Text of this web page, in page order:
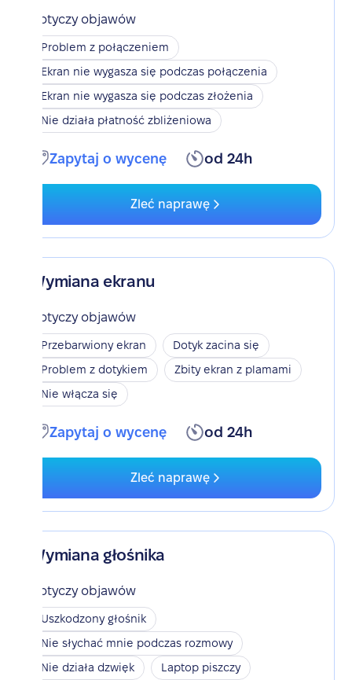
Dotyczy objawów
Problem z połączeniem
Ekran nie wygasza się podczas połączenia
Ekran nie wygasza się podczas złożenia
Nie działa płatność zbliżeniowa
Zapytaj o wycenę od 24h
Zleć naprawę
Wymiana ekranu
Dotyczy objawów
Przebarwiony ekran
Dotyk zacina się
Problem z dotykiem
Zbity ekran z plamami
Nie włącza się
Zapytaj o wycenę od 24h
Zleć naprawę
Wymiana głośnika
Dotyczy objawów
Uszkodzony głośnik
Nie słychać mnie podczas rozmowy
Nie działa dzwięk
Laptop piszczy